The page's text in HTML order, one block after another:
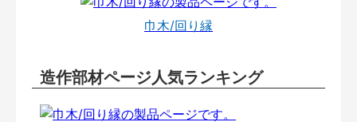
巾木/回り縁
造作部材ページ人気ランキング